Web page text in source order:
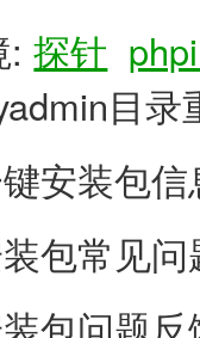
:探针
目
安装包
包常见
包问题